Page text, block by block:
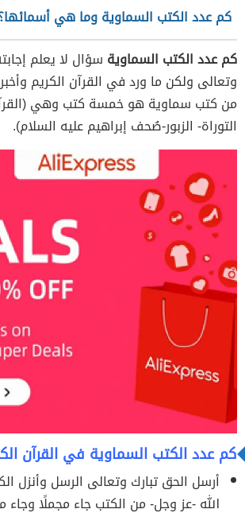
كم عدد الكتب السماوية وما هي
كم عدد الكتب السماوية سؤال لا يعلم
وتعالى ولكن ما ورد في القرآن الكريم
من كتب سماوية هو خمسة كتب وهي (القرآن
التوراة- الزبور-صُحف إبراهيم عليه السلام).
كم عدد الكتب السماوية في القرآن
أرسل الحق تبارك وتعالى الرسل وأنزل
الله -عز وجل- من الكتب جاء مجملًا